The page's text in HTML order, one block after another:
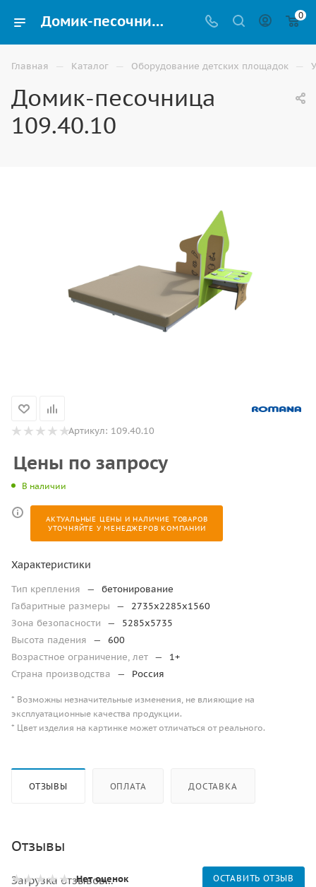
Домик-песочница 109.40.10 для детской площадки купить в Ростове-на-Дону 0
Главная — Каталог — Оборудование детских площадок —
Домик-песочница
109.40.10
Артикул: 109.40.10
Цены по запросу
В наличии
АКТУАЛЬНЫЕ ЦЕНЫ И НАЛИЧИЕ ТОВАРОВ
УТОЧНЯЙТЕ У МЕНЕДЖЕРОВ КОМПАНИИ
Характеристики
Тип крепления —
бетонирование
Габаритные размеры
—
2735х2285х1560
Зона безопасности
—
5285х5735
Высота падения
—
600
Возрастное ограничение, лет —
1+
Страна производства
— Россия
* Возможны незначительные изменения, не влияющие на
эксплуатационные качества продукции.
* Цвет изделия на картинке может отличаться от реального.
ОТЗЫВЫ ОПЛАТА ДОСТАВКА
Отзывы
Нет оценок ОСТАВИТЬ ОТЗЫВ
Загрузка отзывов...